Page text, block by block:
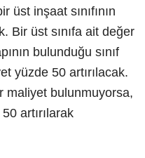
üst inşaat sınıfının
Bir üst sınıfa ait değer
bulunduğu sınıf
yüzde 50 artırılacak.
maliyet bulunmuyorsa,
artırılarak